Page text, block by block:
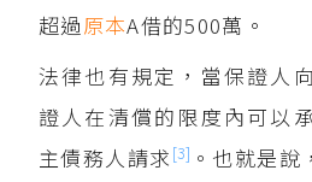
超過原本A借的500萬。
法律也有規定，當保證人
證人在清償的限度內可以
主債務人請求 [3] 。也就是